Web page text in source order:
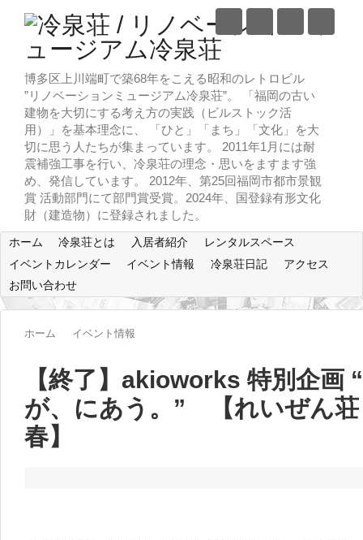
博多区上川端町で築68年をこえる昭和のレトロビル
”リノベーションミュージアム冷泉荘”。 「福岡の古い
建物を大切にする考え方の実践（ビルストック活
用）」を基本理念に、 「ひと」「まち」「文化」を大
切に思う人たちが集まっています。 2011年1月には耐
震補強工事を行い、冷泉荘の理念・思いをますます強
め、発信しています。 2012年、第25回福岡市都市景観
賞 活動部門にて部門賞受賞。2024年、国登録有形文化
財（建造物）に登録されました。
ホーム 冷泉荘とは 入居者紹介
レンタルスペース
イベントカレンダー
イベント情報 冷泉荘日記
アクセス
お問い合わせ
ホーム イベント情報
【終了】akioworks 特別企画
が、にあう。” 【れいぜん
春】